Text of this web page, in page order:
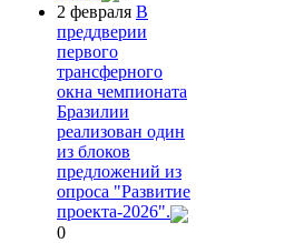
2 февраля В
преддверии
первого
трансферного
окна чемпионата
Бразилии
реализован один
из блоков
предложений из
опроса "Развитие
проекта-2026".
0